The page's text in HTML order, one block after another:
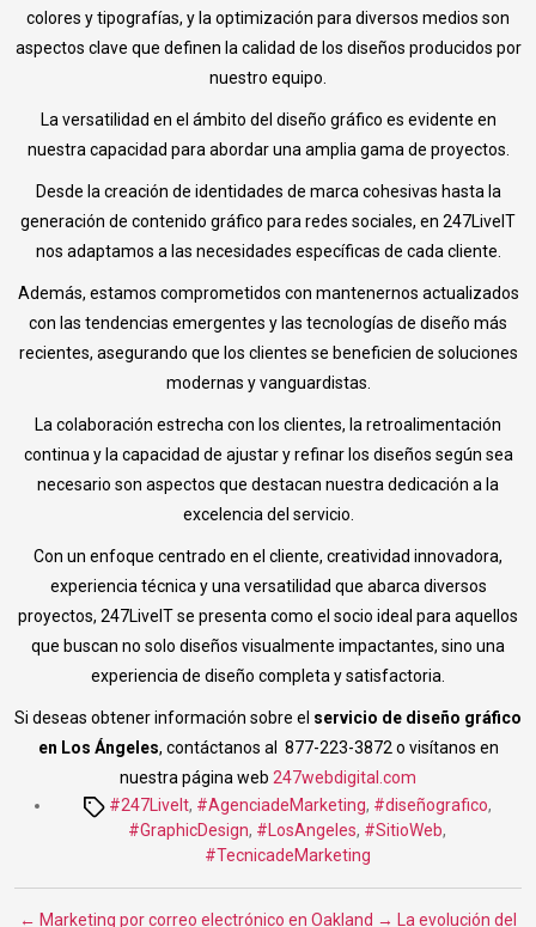
colores y tipografías, y la optimización para diversos medios son
aspectos clave que definen la calidad de los diseños producidos por
nuestro equipo.
La versatilidad en el ámbito del diseño gráfico es evidente en
nuestra capacidad para abordar una amplia gama de proyectos.
Desde la creación de identidades de marca cohesivas hasta la
generación de contenido gráfico para redes sociales, en 247LiveIT
nos adaptamos a las necesidades específicas de cada cliente.
Además, estamos comprometidos con mantenernos actualizados
con las tendencias emergentes y las tecnologías de diseño más
recientes, asegurando que los clientes se beneficien de soluciones
modernas y vanguardistas.
La colaboración estrecha con los clientes, la retroalimentación
continua y la capacidad de ajustar y refinar los diseños según sea
necesario son aspectos que destacan nuestra dedicación a la
excelencia del servicio.
Con un enfoque centrado en el cliente, creatividad innovadora,
experiencia técnica y una versatilidad que abarca diversos
proyectos, 247LiveIT se presenta como el socio ideal para aquellos
que buscan no solo diseños visualmente impactantes, sino una
experiencia de diseño completa y satisfactoria.
Si deseas obtener información sobre el servicio de diseño gráfico
en Los Ángeles, contáctanos al 877-223-3872 o visítanos en
nuestra página web 247webdigital.com
Tags#247LiveIt, #AgenciadeMarketing, #diseñografico,
#GraphicDesign, #LosAngeles, #SitioWeb,
#TecnicadeMarketing
← Marketing por correo electrónico en Oakland → La evolución del